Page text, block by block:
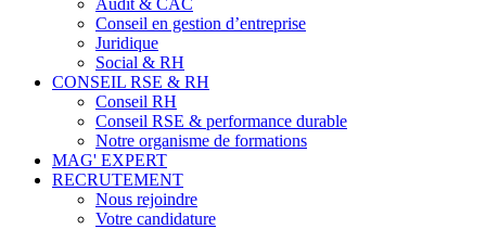
Audit & CAC
Conseil en gestion d’entreprise
Juridique
Social & RH
CONSEIL RSE & RH
Conseil RH
Conseil RSE & performance durable
Notre organisme de formations
MAG' EXPERT
RECRUTEMENT
Nous rejoindre
Votre candidature